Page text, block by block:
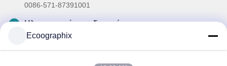
0086-571-87391001
Ηλεκτρονικό ταχυδρομείο
info@ecoographix.com
Ecoographix